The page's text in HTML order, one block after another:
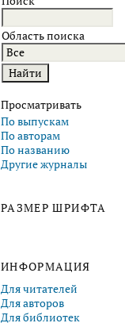
Область поиска
Просматривать
По выпускам
По авторам
По названию
Другие журналы
РАЗМЕР ШРИФТА
ИНФОРМАЦИЯ
Для читателей
Для авторов
Для библиотек